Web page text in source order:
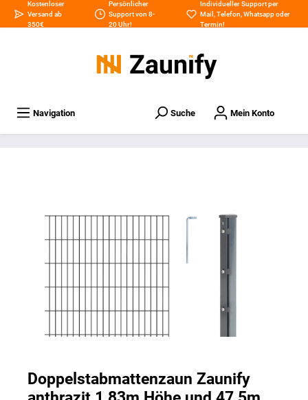
Kostenloser
Versand ab
350€
Persönlicher
Support von 8-
20 Uhr!
Individueller Support per
Mail,Telefon,Whatsappoder
Termin!
Navigation Suche Mein Konto
Doppelstabmattenzaun Zaunify